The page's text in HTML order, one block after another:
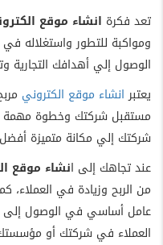
تعد فكرة انشاء موقع
ومواكبة للتطور واستغلاله
الوصول إلي أهدافك التجارية
يعتبرانشاء موقع الكتروني
مستقبل شركتك وخطوة مهمة
شركتك إلي مكانة متميزة
عند تجاهك إلى انشاء موقع
من الربح وزيادة في العملاء،
عامل أساسي في الوصول إلى
العملاء في شركتك أو